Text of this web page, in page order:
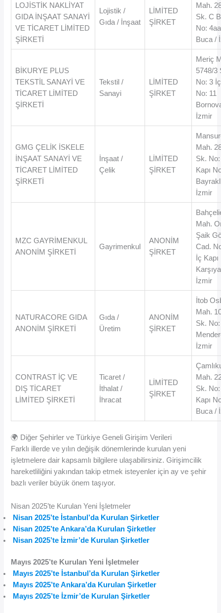
LOJİSTİK NAKLİYAT
GIDA İNŞAAT SANAYİ
VE TİCARET LİMİTED
ŞİRKETİ
Lojistik /
Gıda / İnşaat
LİMİTED
ŞİRKET
Mah.
Sk. C
No: 4aa
Buca /
BİKURYE PLUS
TEKSTİL SANAYİ VE
TİCARET LİMİTED
ŞİRKETİ
Tekstil /
Sanayi
LİMİTED
ŞİRKET
Meriç
5748/3
No: 3
No: 11
İzmir
GMG ÇELİK İSKELE
İNŞAAT SANAYİ VE
TİCARET LİMİTED
ŞİRKETİ
İnşaat /
Çelik
LİMİTED
ŞİRKET
Mah.
Sk.
Kapı
İzmir
MZC GAYRİMENKUL
ANONİM ŞİRKETİ
Gayrimenkul
ANONİM
ŞİRKET
Mah.
Şaik
Cad.
İç
İzmir
NATURACORE GIDA
ANONİM ŞİRKETİ
Gıda /
Üretim
ANONİM
ŞİRKET
İtob
Mah.
Sk.
İzmir
CONTRAST İÇ VE
DIŞ TİCARET
LİMİTED ŞİRKETİ
Ticaret /
İthalat /
İhracat
LİMİTED
ŞİRKET
Mah.
Sk.
Kapı
Buca /
🌍 Diğer Şehirler ve Türkiye Geneli Girişim Verileri
Farklı illerde ve yılın değişik dönemlerinde kurulan yeni
işletmelere dair kapsamlı bilgilere ulaşabilirsiniz. Girişimcilik
hareketliliğini yakından takip etmek isteyenler için ay ve şehir
bazlı veriler büyük önem taşıyor.
Nisan 2025’te Kurulan Yeni İşletmeler
Nisan 2025’te İstanbul’da Kurulan Şirketler
Nisan 2025’te Ankara’da Kurulan Şirketler
Nisan 2025’te İzmir’de Kurulan Şirketler
Mayıs 2025’te Kurulan Yeni İşletmeler
Mayıs 2025’te İstanbul’da Kurulan Şirketler
Mayıs 2025’te Ankara’da Kurulan Şirketler
Mayıs 2025’te İzmir’de Kurulan Şirketler